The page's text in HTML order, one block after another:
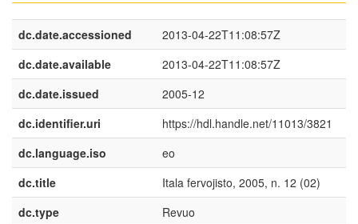
dc.date.accessioned
2013-04-22T11:08:57Z
dc.date.available
2013-04-22T11:08:57Z
dc.date.issued
2005-12
dc.identifier.uri
https://hdl.handle.net/11013/3821
dc.language.iso
eo
dc.title
Itala fervojisto, 2005, n. 12 (02)
dc.type
Revuo